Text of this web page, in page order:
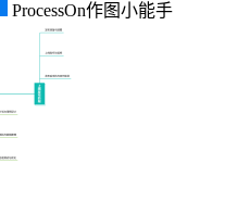
ProcessOn作图小能手